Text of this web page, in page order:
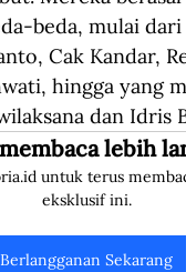
beda, mulai
Cak Kandar,
hingga yang
dan Idris
lebih
untuk terus
eksklusif ini.
Berlangganan Sekarang